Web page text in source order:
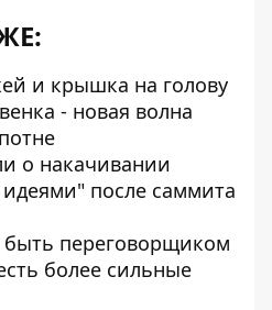
и крышка на голову
- новая волна
о накачивании
после саммита
быть переговорщиком
более сильные